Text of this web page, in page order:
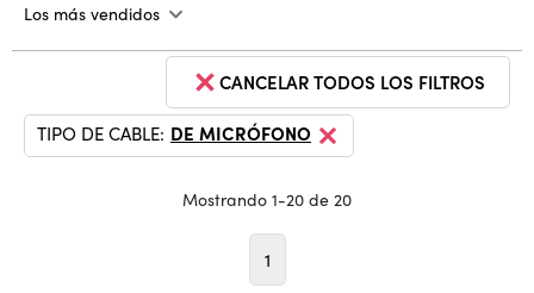
Los más vendidos
CANCELAR TODOS LOS FILTROS
TIPO DE CABLE: DE MICRÓFONO
Mostrando 1-20 de 20
1